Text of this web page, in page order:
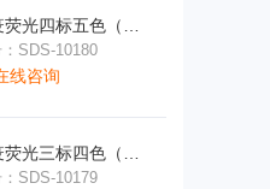
SDS-10180
线咨询
SDS-10179